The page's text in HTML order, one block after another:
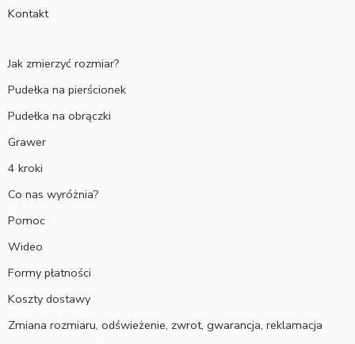
Kontakt
Jak zmierzyć rozmiar?
Pudełka na pierścionek
Pudełka na obrączki
Grawer
4 kroki
Co nas wyróżnia?
Pomoc
Wideo
Formy płatności
Koszty dostawy
Zmiana rozmiaru, odświeżenie, zwrot, gwarancja, reklamacja